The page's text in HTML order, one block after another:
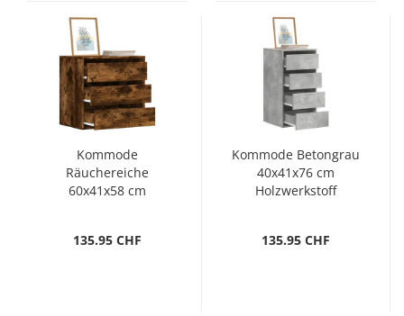
Kommode
Räuchereiche
60x41x58 cm
135.95 CHF
Kommode Betongrau
40x41x76 cm
Holzwerkstoff
135.95 CHF